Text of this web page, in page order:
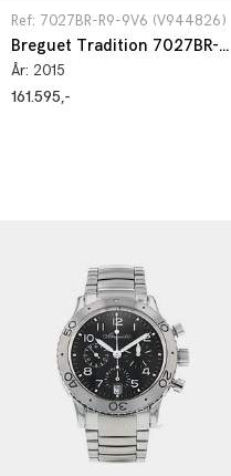
Ref: 7027BR-R9-9V6 (V944826)
Breguet Tradition 7027BR-R9-9V6
År: 2015
161.595,-